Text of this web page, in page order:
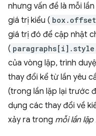
nhưng vấn đề là mỗi
giá trị kiểu (
giá trị đó để cập nhật
(
của vòng lặp, trình
thay đổi kể từ lần yêu
(trong lần lặp lại trước
dụng các thay đổi về
xảy ra trong mỗi lần lặp